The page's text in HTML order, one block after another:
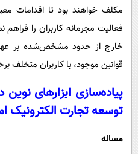
مکلف‌ خواهند بود تا اقدامات
فعالیت مجرمانه کاربران را
خارج از حدود مشخص‌شده بر
قوانین موجود، با کاربران متخلف
پیاده‌سازی ابزارهای
توسعه تجارت الکترونیک
مساله